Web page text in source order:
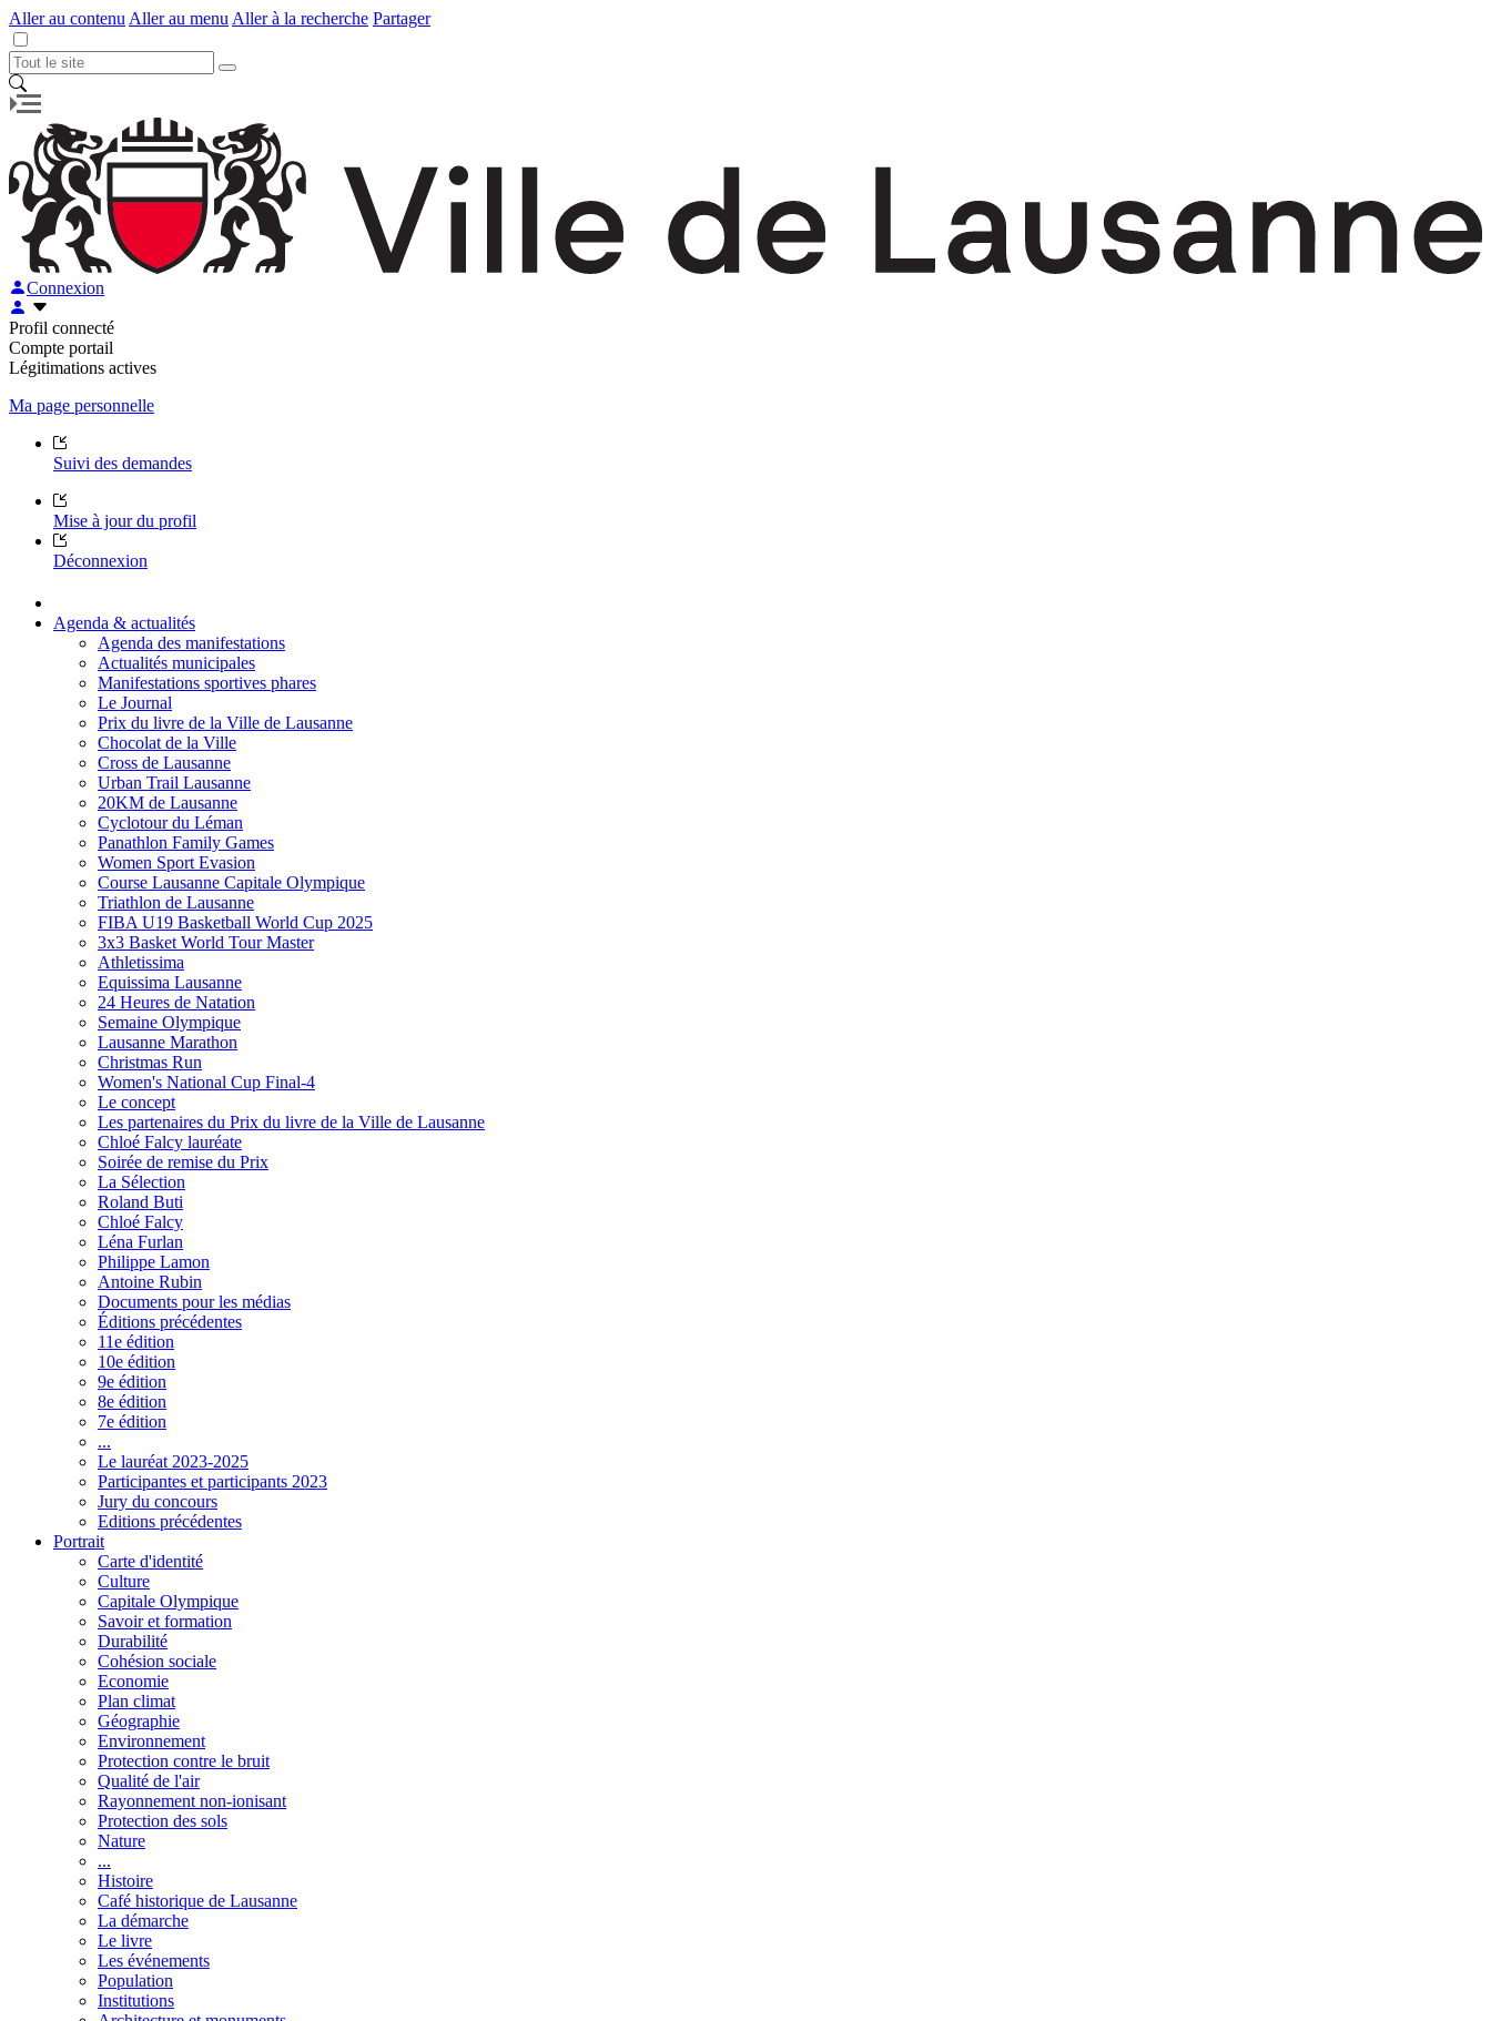
Aller au contenu Aller au menu Aller à la recherche Partager
Connexion
Profil connecté
Compte portail
Légitimations actives
Ma page personnelle
Suivi des demandes
Mise à jour du profil
Déconnexion
Agenda & actualités
Agenda des manifestations
Actualités municipales
Manifestations sportives phares
Le Journal
Prix du livre de la Ville de Lausanne
Chocolat de la Ville
Cross de Lausanne
Urban Trail Lausanne
20KM de Lausanne
Cyclotour du Léman
Panathlon Family Games
Women Sport Evasion
Course Lausanne Capitale Olympique
Triathlon de Lausanne
FIBA U19 Basketball World Cup 2025
3x3 Basket World Tour Master
Athletissima
Equissima Lausanne
24 Heures de Natation
Semaine Olympique
Lausanne Marathon
Christmas Run
Women's National Cup Final-4
Le concept
Les partenaires du Prix du livre de la Ville de Lausanne
Chloé Falcy lauréate
Soirée de remise du Prix
La Sélection
Roland Buti
Chloé Falcy
Léna Furlan
Philippe Lamon
Antoine Rubin
Documents pour les médias
Éditions précédentes
11e édition
10e édition
9e édition
8e édition
7e édition
...
Le lauréat 2023-2025
Participantes et participants 2023
Jury du concours
Editions précédentes
Portrait
Carte d'identité
Culture
Capitale Olympique
Savoir et formation
Durabilité
Cohésion sociale
Economie
Plan climat
Géographie
Environnement
Protection contre le bruit
Qualité de l'air
Rayonnement non-ionisant
Protection des sols
Nature
...
Histoire
Café historique de Lausanne
La démarche
Le livre
Les événements
Population
Institutions